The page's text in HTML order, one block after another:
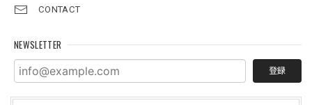
CONTACT
NEWSLETTER
登録